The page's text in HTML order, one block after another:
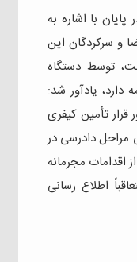
با اشاره به
و سرکردگان این
توسط دستگاه
دارد، یادآور شد:
قرار تأمین کیفری
مراحل دادرسی در
اقدامات مجرمانه
اطلاع رسانی